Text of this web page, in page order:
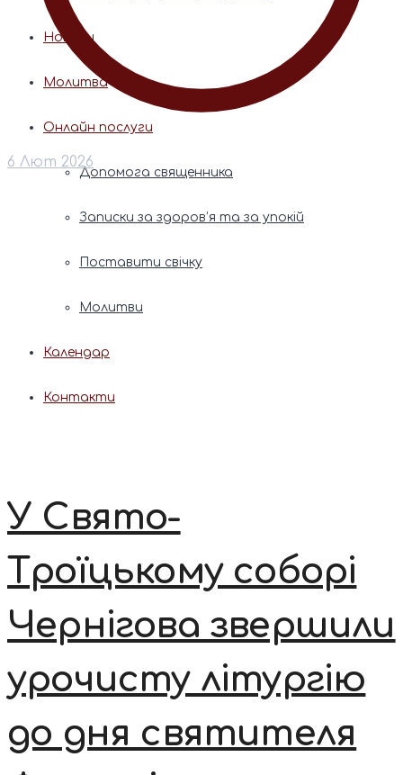
Новини
Молитва
Онлайн послуги
Допомога священника
Записки за здоров’я та за упокій
Поставити свічку
Молитви
Календар
Контакти
6 Лют 2026
У Свято-
Троїцькому соборі
Чернігова звершили
урочисту літургію
до дня святителя